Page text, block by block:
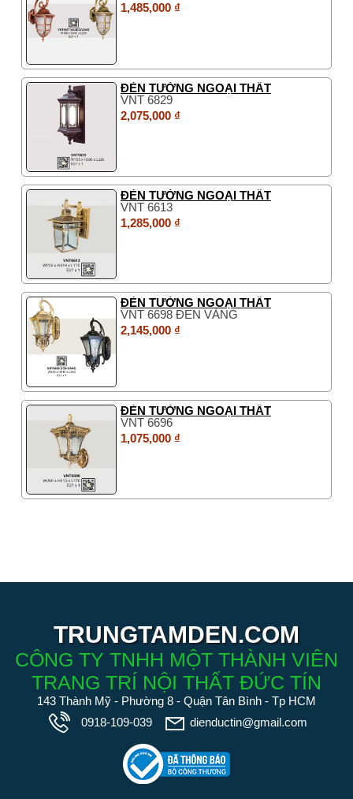
1,485,000 ₫
ĐÈN TƯỜNG NGOẠI THẤT
VNT 6829
2,075,000 ₫
ĐÈN TƯỜNG NGOẠI THẤT
VNT 6613
1,285,000 ₫
ĐÈN TƯỜNG NGOẠI THẤT
VNT 6698 ĐEN VÀNG
2,145,000 ₫
ĐÈN TƯỜNG NGOẠI THẤT
VNT 6696
1,075,000 ₫
TRUNGTAMDEN.COM
CÔNG TY TNHH MỘT THÀNH VIÊN
TRANG TRÍ NỘI THẤT ĐỨC TÍN
143 Thành Mỹ - Phường 8 - Quận Tân Bình - Tp HCM
0918-109-039
dienductin@gmail.com